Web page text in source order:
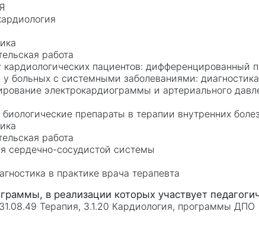
работа
пациентов: дифференцированный
больных с системными заболеваниями:
электрокардиограммы и артериального
препараты в терапии внутренних
работа
сердечно-сосудистой системы
в практике врача терапевта
Терапия, 3.1.20 Кардиология, программы ДПО